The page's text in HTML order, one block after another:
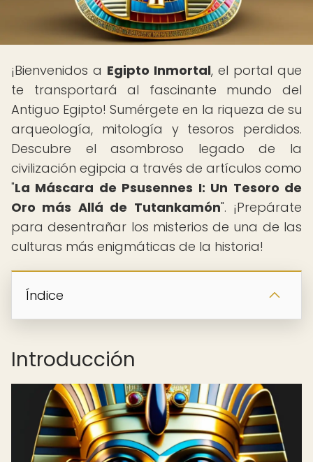
¡Bienvenidos a Egipto Inmortal, el portal que
te transportará al fascinante mundo del
Antiguo Egipto! Sumérgete en la riqueza de su
arqueología, mitología y tesoros perdidos.
Descubre el asombroso legado de la
civilización egipcia a través de artículos como
"La Máscara de Psusennes I: Un Tesoro de
Oro más Allá de Tutankamón". ¡Prepárate
para desentrañar los misterios de una de las
culturas más enigmáticas de la historia!
Índice
Introducción